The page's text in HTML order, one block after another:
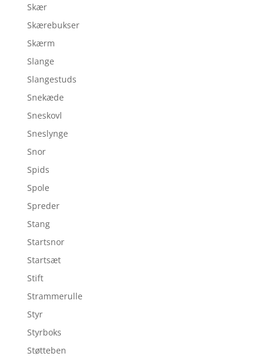
Skær
Skærebukser
Skærm
Slange
Slangestuds
Snekæde
Sneskovl
Sneslynge
Snor
Spids
Spole
Spreder
Stang
Startsnor
Startsæt
Stift
Strammerulle
Styr
Styrboks
Støtteben